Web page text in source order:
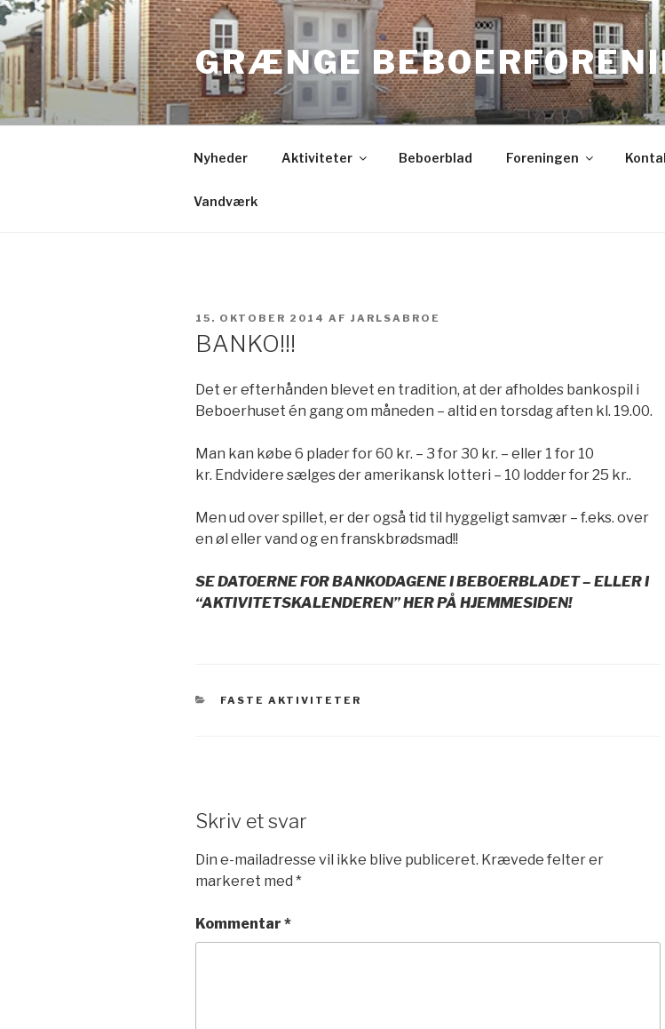
Videre
til
indhold
GRÆNGE
Nyheder Aktiviteter Beboerblad Foreningen
Vandværk
UDGIVET
15. OKTOBER 2014 AF JARLSABROE
BANKO!!!
Det er efterhånden blevet en tradition, at der afholdes bankospil i
Beboerhuset én gang om måneden – altid en torsdag aften kl. 19.00.
Man kan købe 6 plader for 60 kr. – 3 for 30 kr. – eller 1 for 10
kr. Endvidere sælges der amerikansk lotteri – 10 lodder for 25 kr..
Men ud over spillet, er der også tid til hyggeligt samvær – f.eks. over
en øl eller vand og en franskbrødsmad!!
SE DATOERNE FOR BANKODAGENE I BEBOERBLADET – ELLER I
“AKTIVITETSKALENDEREN” HER PÅ HJEMMESIDEN!
KATEGORIER
FASTE AKTIVITETER
Skriv et svar
Din e-mailadresse vil ikke blive publiceret. Krævede felter er
markeret med *
Kommentar *